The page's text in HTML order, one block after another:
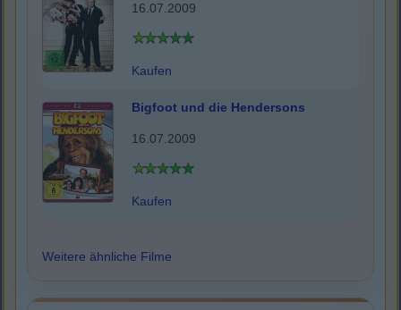
16.07.2009
Kaufen
Bigfoot und die Hendersons
16.07.2009
Kaufen
Weitere ähnliche Filme